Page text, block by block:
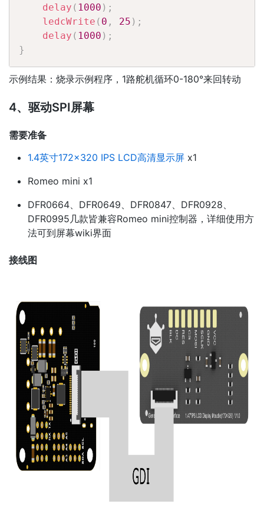
delay ( 1000 ) ;
ledcWrite ( 0 , 25 ) ;
delay ( 1000 ) ;
}
示例结果：烧录示例程序，1路舵机循环0-180°来回转动
4、驱动SPI屏幕
需要准备
1.4英寸172×320 IPS LCD高清显示屏 x1
Romeo mini x1
DFR0664、DFR0649、DFR0847、DFR0928、
DFR0995几款皆兼容Romeo mini控制器，详细使用方
法可到屏幕wiki界面
接线图